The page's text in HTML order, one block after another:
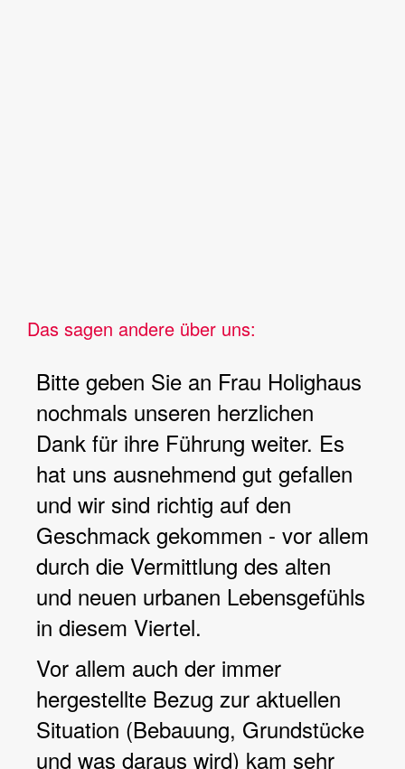
Das sagen andere über uns:
Bitte geben Sie an Frau Holighaus
nochmals unseren herzlichen
Dank für ihre Führung weiter. Es
hat uns ausnehmend gut gefallen
und wir sind richtig auf den
Geschmack gekommen - vor allem
durch die Vermittlung des alten
und neuen urbanen Lebensgefühls
in diesem Viertel.
Vor allem auch der immer
hergestellte Bezug zur aktuellen
Situation (Bebauung, Grundstücke
und was daraus wird) kam sehr